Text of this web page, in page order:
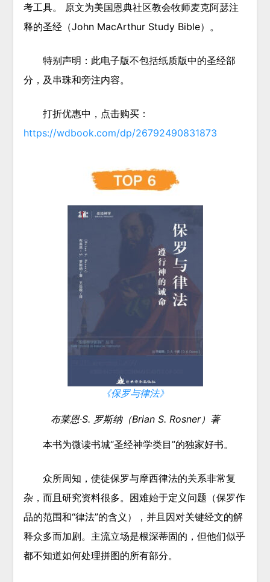
考工具。 原文为美国恩典社区教会牧师麦克阿瑟注
释的圣经（John MacArthur Study Bible）。
特别声明：此电子版不包括纸质版中的圣经部
分，及串珠和旁注内容。
打折优惠中，点击购买：
https://wdbook.com/dp/26792490831873
《保罗与律法》
布莱恩·S. 罗斯纳（Brian S. Rosner）著
本书为微读书城“圣经神学类目”的独家好书。
众所周知，使徒保罗与摩西律法的关系非常复
杂，而且研究资料很多。困难始于定义问题（保罗作
品的范围和“律法”的含义），并且因对关键经文的解
释众多而加剧。主流立场是根深蒂固的，但他们似乎
都不知道如何处理拼图的所有部分。